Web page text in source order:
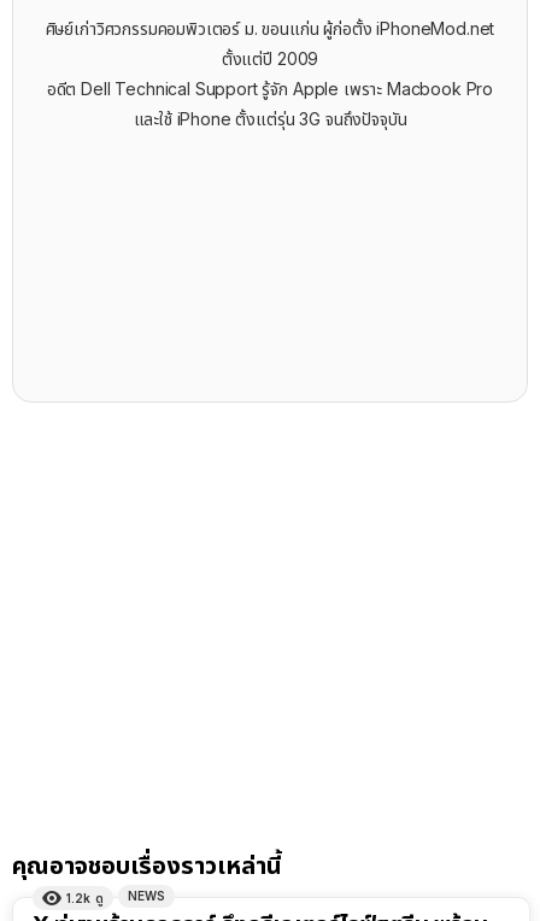
ศิษย์เก่าวิศวกรรมคอมพิวเตอร์ ม. ขอนแก่น ผู้ก่อตั้ง iPhoneMod.net
ตั้งแต่ปี 2009
อดีต Dell Technical Support รู้จัก ​Apple เพราะ Macbook Pro
และใช้ iPhone ตั้งแต่รุ่น 3G จนถึงปัจจุบัน
คุณอาจชอบเรื่องราวเหล่านี้
1.2k ดู NEWS